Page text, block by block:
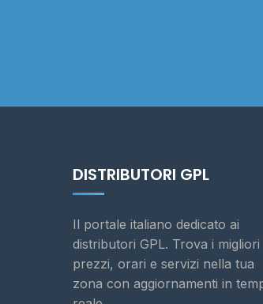
DISTRIBUTORI GPL
Il portale italiano dedicato ai
distributori GPL. Trova i migliori
prezzi, orari e servizi nella tua
zona con aggiornamenti in